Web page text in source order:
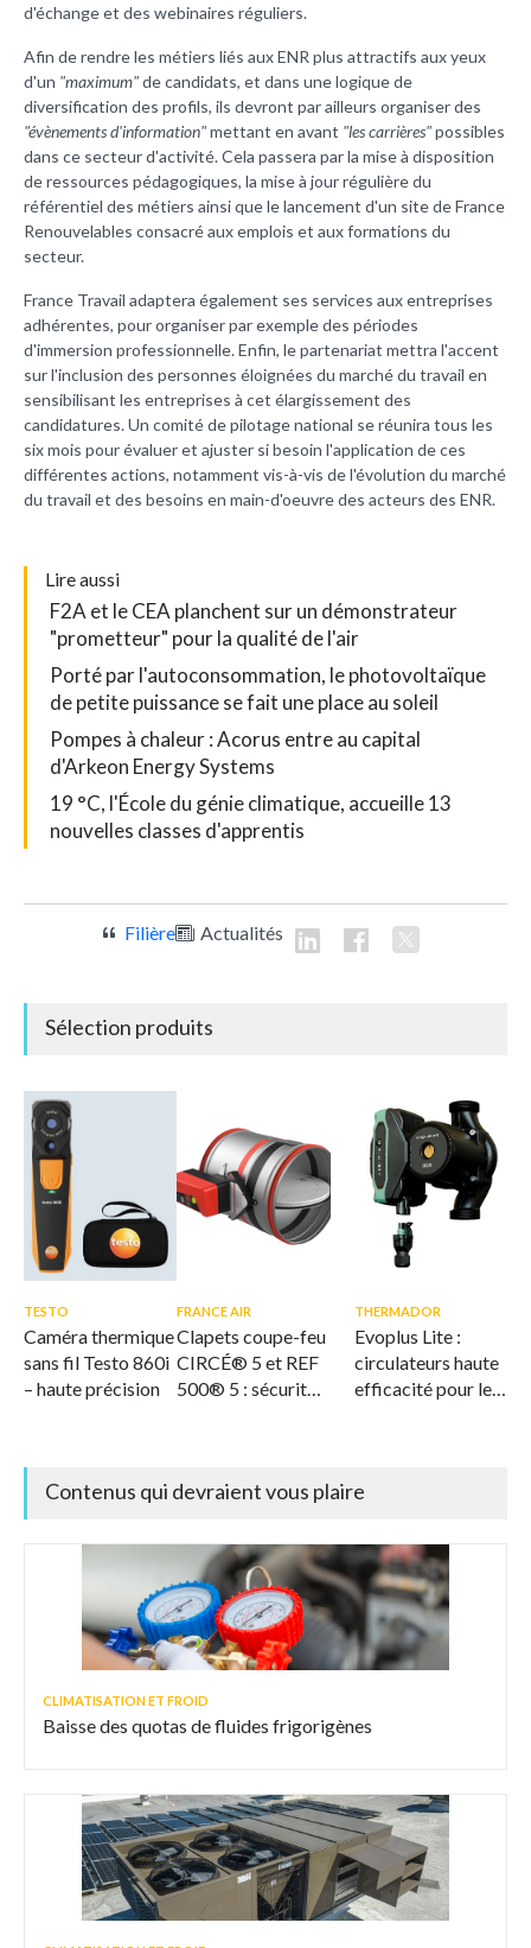
d'échange et des webinaires réguliers.
Afin de rendre les métiers liés aux ENR plus attractifs aux yeux
d'un "maximum"de candidats, et dans une logique de
diversification des profils, ils devront par ailleurs organiser des
"évènements d'information"mettant en avant "les carrières"possibles
dans ce secteur d'activité. Cela passera par la mise à disposition
de ressources pédagogiques, la mise à jour régulière du
référentiel des métiers ainsi que le lancement d'un site de France
Renouvelables consacré aux emplois et aux formations du
secteur.
France Travail adaptera également ses services aux entreprises
adhérentes, pour organiser par exemple des périodes
d'immersion professionnelle. Enfin, le partenariat mettra l'accent
sur l'inclusion des personnes éloignées du marché du travail en
sensibilisant les entreprises à cet élargissement des
candidatures. Un comité de pilotage national se réunira tous les
six mois pour évaluer et ajuster si besoin l'application de ces
différentes actions, notamment vis-à-vis de l'évolution du marché
du travail et des besoins en main-d'oeuvre des acteurs des ENR.
Lire aussi
F2A et le CEA planchent sur un démonstrateur
"prometteur" pour la qualité de l'air
Porté par l'autoconsommation, le photovoltaïque
de petite puissance se fait une place au soleil
Pompes à chaleur : Acorus entre au capital
d'Arkeon Energy Systems
19 °C, l'École du génie climatique, accueille 13
nouvelles classes d'apprentis
Filière Actualités
Sélection produits
TESTO
Caméra thermique
sans fil Testo 860i
– haute précision
FRANCE AIR
Clapets coupe-feu
CIRCÉ® 5 et REF
500® 5 : sécurité
THERMADOR
Evoplus Lite :
circulateurs haute
efficacité pour le
Contenus qui devraient vous plaire
CLIMATISATION ET FROID
Baisse des quotas de fluides frigorigènes